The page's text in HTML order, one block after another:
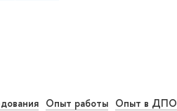
Опыт работы Опыт в ДПО